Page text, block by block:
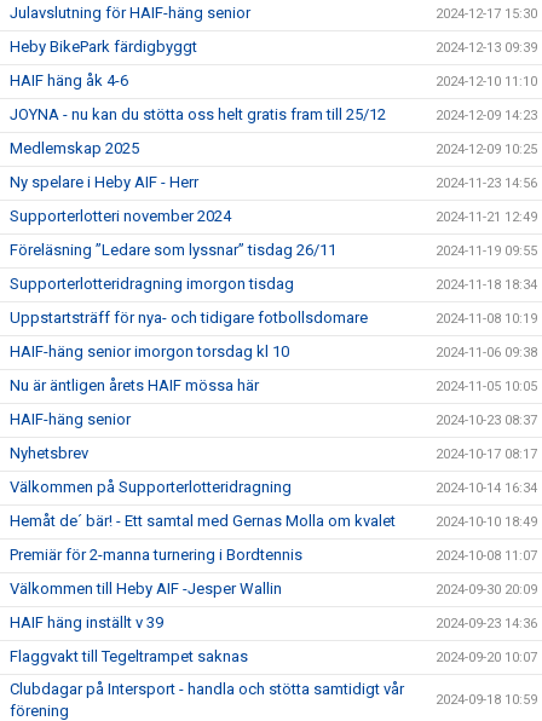
Julavslutning för HAIF-häng senior 2024-12-17 15:30
Heby BikePark färdigbyggt 2024-12-13 09:39
HAIF häng åk 4-6 2024-12-10 11:10
JOYNA - nu kan du stötta oss helt gratis fram till 25/12 2024-12-09 14:23
Medlemskap 2025 2024-12-09 10:25
Ny spelare i Heby AIF - Herr 2024-11-23 14:56
Supporterlotteri november 2024 2024-11-21 12:49
Föreläsning ”Ledare som lyssnar” tisdag 26/11 2024-11-19 09:55
Supporterlotteridragning imorgon tisdag 2024-11-18 18:34
Uppstartsträff för nya- och tidigare fotbollsdomare 2024-11-08 10:19
HAIF-häng senior imorgon torsdag kl 10 2024-11-06 09:38
Nu är äntligen årets HAIF mössa här 2024-11-05 10:05
HAIF-häng senior 2024-10-23 08:37
Nyhetsbrev 2024-10-17 08:17
Välkommen på Supporterlotteridragning 2024-10-14 16:34
Hemåt de´ bär! - Ett samtal med Gernas Molla om kvalet 2024-10-10 18:49
Premiär för 2-manna turnering i Bordtennis 2024-10-08 11:07
Välkommen till Heby AIF -Jesper Wallin 2024-09-30 20:09
HAIF häng inställt v 39 2024-09-23 14:36
Flaggvakt till Tegeltrampet saknas 2024-09-20 10:07
Clubdagar på Intersport - handla och stötta samtidigt vår
förening
2024-09-18 10:59